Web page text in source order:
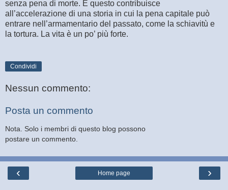
senza pena di morte. E questo contribuisce
all’accelerazione di una storia in cui la pena capitale può
entrare nell’armamentario del passato, come la schiavitù e
la tortura. La vita è un po’ più forte.
Condividi
Nessun commento:
Posta un commento
Nota. Solo i membri di questo blog possono
postare un commento.
‹ ›
Home page